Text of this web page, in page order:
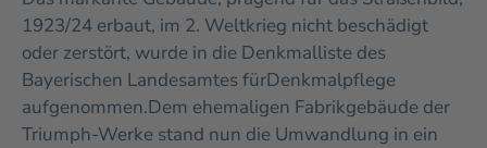
1923/24 erbaut, im 2. Weltkrieg nicht beschädigt
oder zerstört, wurde in die Denkmalliste des
Bayerischen Landesamtes fürDenkmalpflege
aufgenommen.Dem ehemaligen Fabrikgebäude der
Triumph-Werke stand nun die Umwandlung in ein